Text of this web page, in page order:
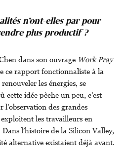
n’ont-elles par pour
plus productif ?
dans son ouvrage Work Pray
ce rapport fonctionnaliste à la
les énergies, se
cette idée pèche un peu, c’est
l’observation des grandes
les travailleurs en
l’histoire de la Silicon Valley,
alternative existaient déjà avant.